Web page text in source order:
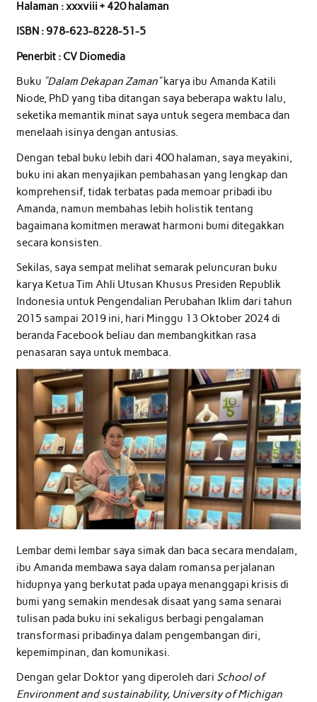
Halaman : xxxviii + 420 halaman
ISBN : 978-623-8228-51-5
Penerbit : CV Diomedia
Buku “Dalam Dekapan Zaman”karya ibu Amanda Katili
Niode, PhD yang tiba ditangan saya beberapa waktu lalu,
seketika memantik minat saya untuk segera membaca dan
menelaah isinya dengan antusias.
Dengan tebal buku lebih dari 400 halaman, saya meyakini,
buku ini akan menyajikan pembahasan yang lengkap dan
komprehensif, tidak terbatas pada memoar pribadi ibu
Amanda, namun membahas lebih holistik tentang
bagaimana komitmen merawat harmoni bumi ditegakkan
secara konsisten.
Sekilas, saya sempat melihat semarak peluncuran buku
karya Ketua Tim Ahli Utusan Khusus Presiden Republik
Indonesia untuk Pengendalian Perubahan Iklim dari tahun
2015 sampai 2019 ini, hari Minggu 13 Oktober 2024 di
beranda Facebook beliau dan membangkitkan rasa
penasaran saya untuk membaca.
Lembar demi lembar saya simak dan baca secara mendalam,
ibu Amanda membawa saya dalam romansa perjalanan
hidupnya yang berkutat pada upaya menanggapi krisis di
bumi yang semakin mendesak disaat yang sama senarai
tulisan pada buku ini sekaligus berbagi pengalaman
transformasi pribadinya dalam pengembangan diri,
kepemimpinan, dan komunikasi.
Dengan gelar Doktor yang diperoleh dari School of
Environment and sustainability, University of Michigan